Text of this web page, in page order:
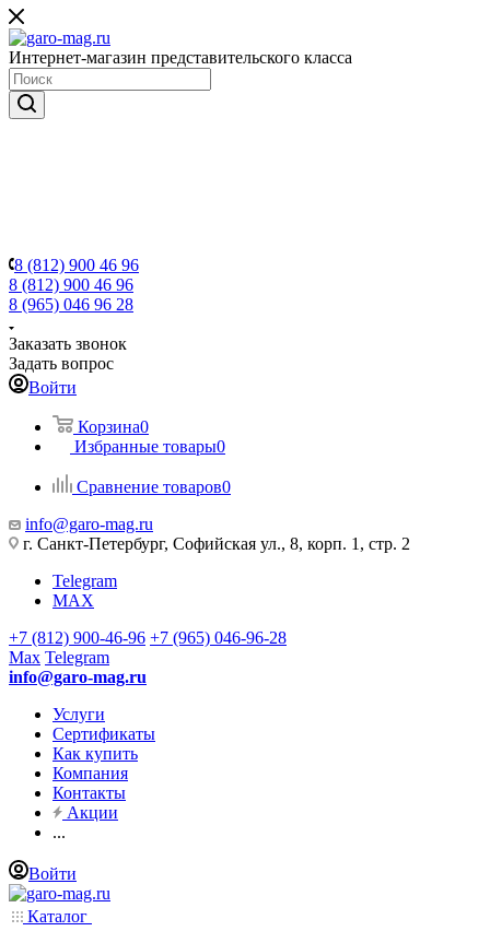
Интернет-магазин представительского класса
8 (812) 900 46 96
8 (812) 900 46 96
8 (965) 046 96 28
Заказать звонок
Задать вопрос
Войти
Корзина0
Избранные товары0
Сравнение товаров0
info@garo-mag.ru
г. Санкт-Петербург, Софийская ул., 8, корп. 1, стр. 2
Telegram
MAX
+7 (812) 900-46-96 +7 (965) 046-96-28
Max Telegram
info@garo-mag.ru
Услуги
Сертификаты
Как купить
Компания
Контакты
Акции
...
Войти
Каталог